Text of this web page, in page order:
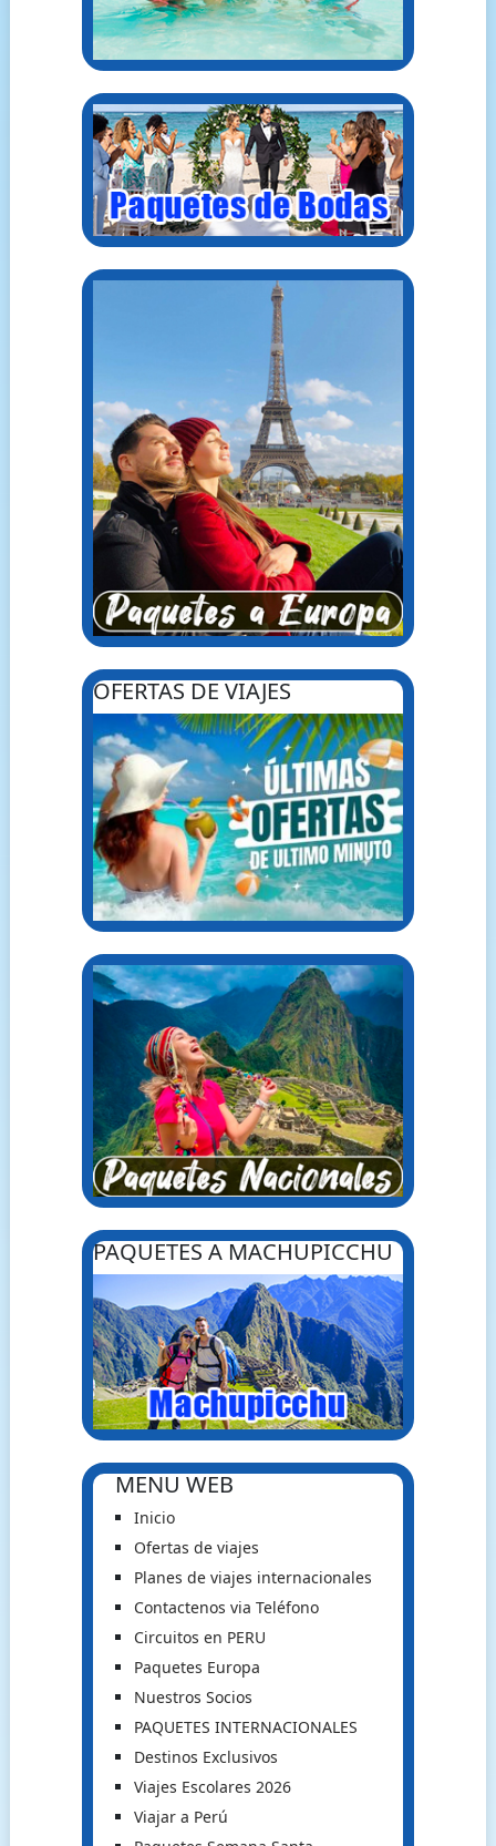
OFERTAS DE VIAJES
PAQUETES A MACHUPICCHU
MENU WEB
Inicio
Ofertas de viajes
Planes de viajes internacionales
Contactenos via Teléfono
Circuitos en PERU
Paquetes Europa
Nuestros Socios
PAQUETES INTERNACIONALES
Destinos Exclusivos
Viajes Escolares 2026
Viajar a Perú